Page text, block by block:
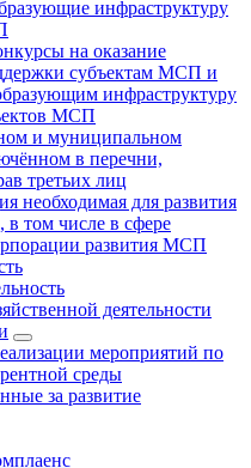
инфраструктуру
на оказание
субъектам МСП и
инфраструктуру
МСП
и муниципальном
в перечни,
третьих лиц
необходимая для развития
том числе в сфере
развития МСП
деятельности
мероприятий по
среды
за развитие